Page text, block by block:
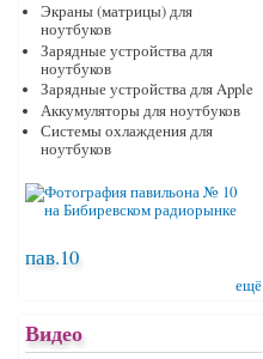
Экраны (матрицы) для
ноутбуков
Зарядные устройства для
ноутбуков
Зарядные устройства для Apple
Аккумуляторы для ноутбуков
Системы охлаждения для
ноутбуков
пав.10
ещё
Видео